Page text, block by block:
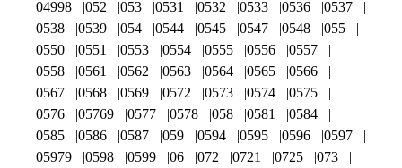
04998
052 053 0531 0532 0533 0536
0537
0538
0539 054 0544 0545 0547 0548
055
0550
0551 0553 0554 0555 0556
0557
0558
0561 0562 0563 0564 0565
0566
0567
0568 0569 0572 0573 0574
0575
0576
05769 0577 0578 058 0581
0584
0585
0586 0587 059 0594 0595 0596
0597
05979
0598 0599 06 072 0721 0725
073